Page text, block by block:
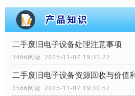
二手废旧电子设备处理注意事项
3466阅读 2025-11-07 19:31:22
二手废旧电子设备资源回收与价值
3566阅读 2025-11-07 19:30:57